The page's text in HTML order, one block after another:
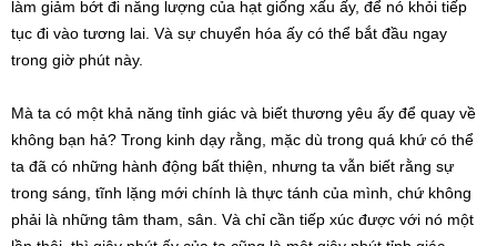
làm giảm bớt đi năng lượng của hạt giống xấu ấy, để nó khỏi tiếp
tục đi vào tương lai. Và sự chuyển hóa ấy có thể bắt đầu ngay
trong giờ phút này.
Mà ta có một khả năng tỉnh giác và biết thương yêu ấy để quay về
không bạn hả? Trong kinh dạy rằng, mặc dù trong quá khứ có thể
ta đã có những hành động bất thiện, nhưng ta vẫn biết rằng sự
trong sáng, tĩnh lặng mới chính là thực tánh của mình, chứ không
phải là những tâm tham, sân. Và chỉ cần tiếp xúc được với nó một